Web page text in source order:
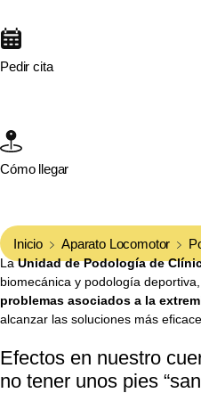
Pedir cita
Cómo llegar
Inicio Aparato Locomotor
LaUnidad de Podología de
biomecánica y podología
problemas asociados a la
alcanzar las soluciones más
Efectos en nuestro
no tener unos pies